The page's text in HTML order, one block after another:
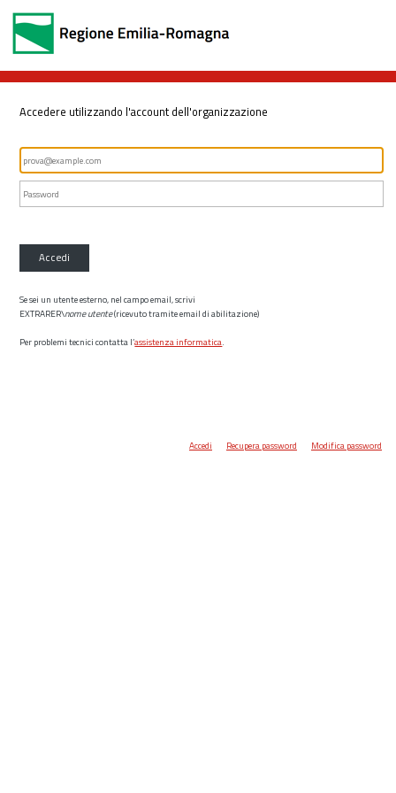
Accedere utilizzando l'account dell'organizzazione
Accedi
Se sei un utente esterno, nel campo email, scrivi
EXTRARER\nome utente(ricevuto tramite email di abilitazione)
Per problemi tecnici contatta l’assistenza informatica.
Accedi Recupera password Modifica password